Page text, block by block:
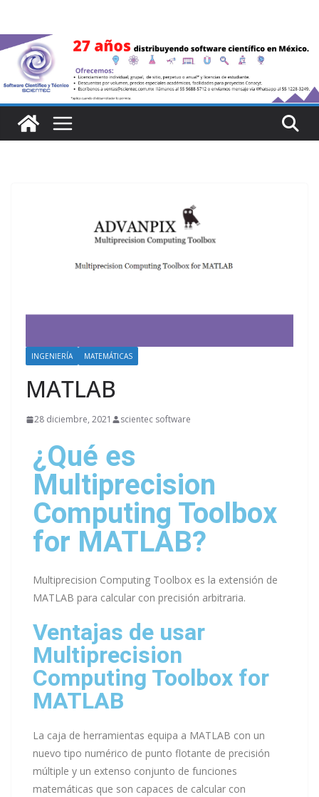
INGENIERÍA MATEMÁTICAS
MATLAB
28 diciembre, 2021 scientec software
¿Qué es
Multiprecision
Computing Toolbox
for MATLAB?
Multiprecision Computing Toolbox es la extensión de
MATLAB para calcular con precisión arbitraria.
Ventajas de usar
Multiprecision
Computing Toolbox for
MATLAB
La caja de herramientas equipa a MATLAB con un
nuevo tipo numérico de punto flotante de precisión
múltiple y un extenso conjunto de funciones
matemáticas que son capaces de calcular con